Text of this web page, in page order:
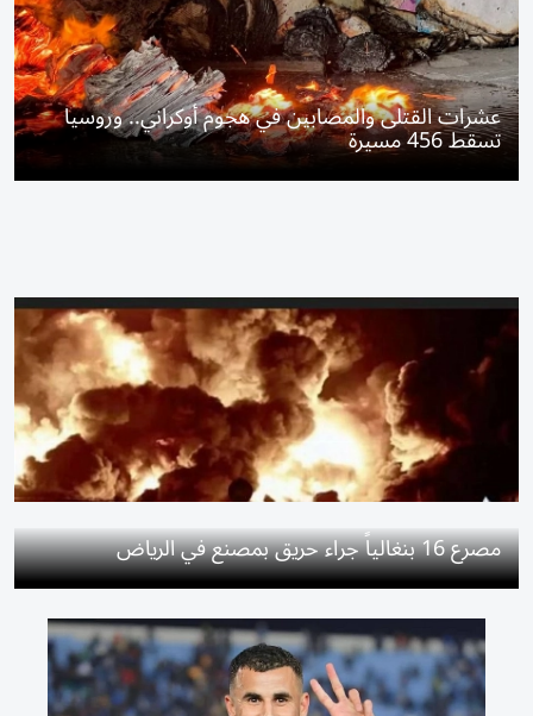
عشرات القتلى والمصابين في هجوم أوكراني.. وروسيا
تسقط 456 مسيرة
مصرع 16 بنغالياً جراء حريق بمصنع في الرياض